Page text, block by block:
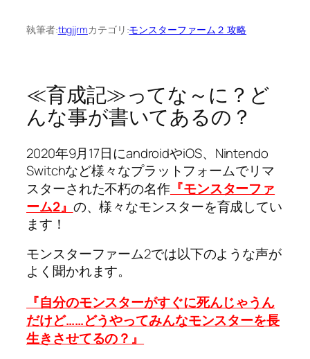
執筆者:tbgjjrmカテゴリ:モンスターファーム２ 攻略
≪育成記≫ってな～に？ど
んな事が書いてあるの？
2020年9月17日にandroidやiOS、Nintendo
Switchなど様々なプラットフォームでリマ
スターされた不朽の名作『モンスターファ
ーム2』 の、様々なモンスターを育成してい
ます！
モンスターファーム2では以下のような声が
よく聞かれます。
『自分のモンスターがすぐに死んじゃうん
だけど……どうやってみんなモンスターを長
生きさせてるの？』